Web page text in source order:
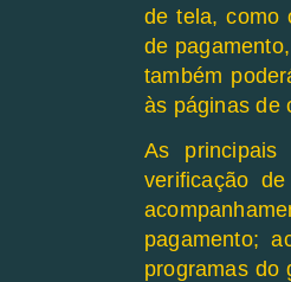
de tela, como
de
também
às páginas de
As
verificação
pagamento;
programas do